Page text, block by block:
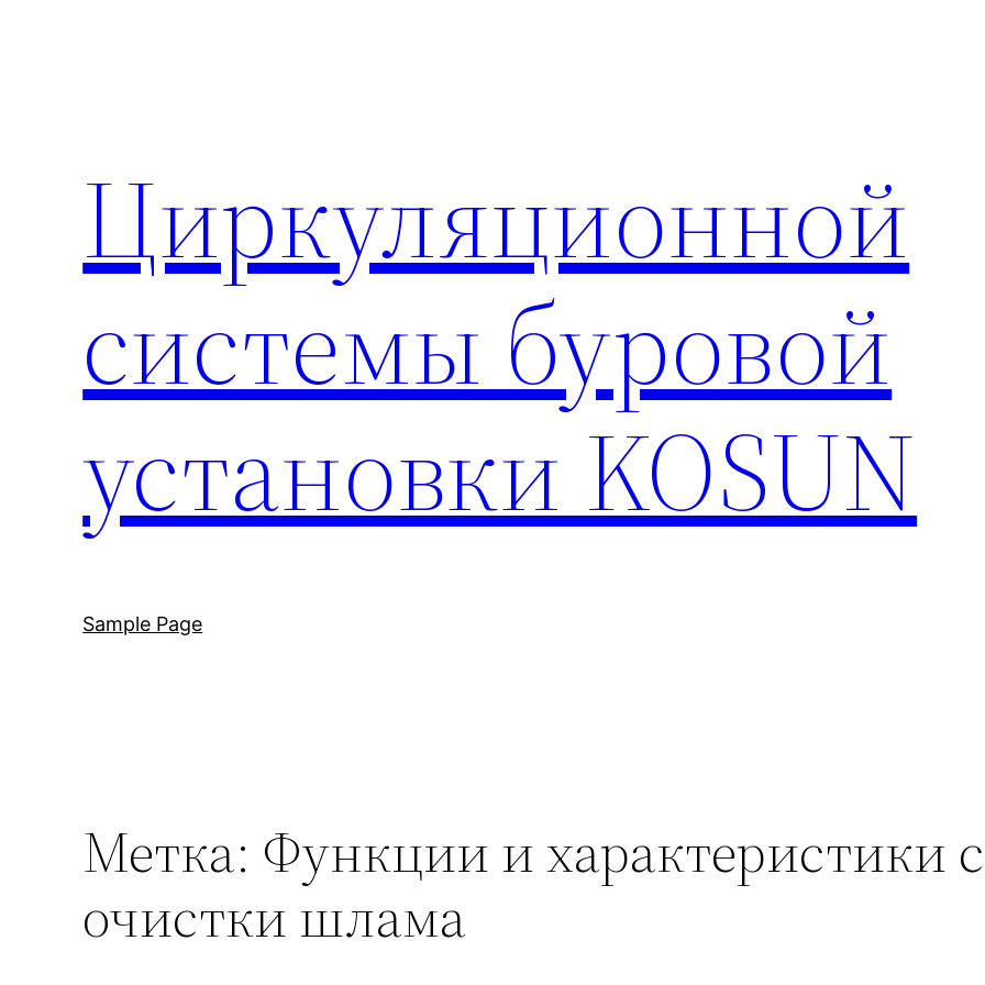
Циркуляционной
системы буровой
установки KOSUN
Sample Page
Метка: Функции и характеристики
очистки шлама